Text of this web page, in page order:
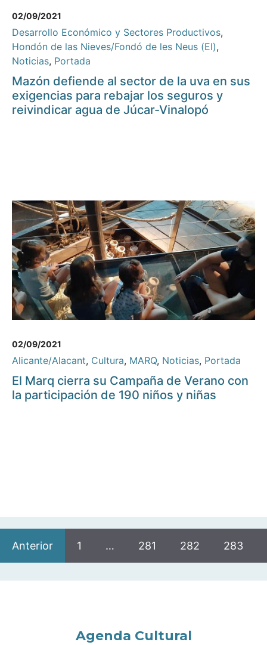
02/09/2021
Desarrollo Económico y Sectores Productivos,
Hondón de las Nieves/Fondó de les Neus (El),
Noticias, Portada
Mazón defiende al sector de la uva en sus
exigencias para rebajar los seguros y
reivindicar agua de Júcar-Vinalopó
02/09/2021
Alicante/Alacant, Cultura, MARQ, Noticias, Portada
El Marq cierra su Campaña de Verano con
la participación de 190 niños y niñas
Anterior 1 … 281 282 283
Agenda Cultural